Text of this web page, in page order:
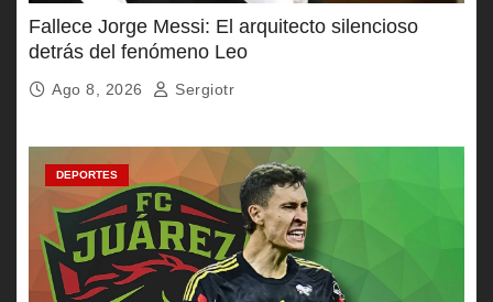
Fallece Jorge Messi: El arquitecto silencioso
detrás del fenómeno Leo
Ago 8, 2026 Sergiotr
DEPORTES